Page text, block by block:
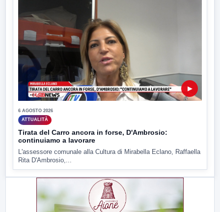
▶
6 AGOSTO 2026
ATTUALITÀ
Tirata del Carro ancora in forse, D'Ambrosio:
continuiamo a lavorare
L'assessore comunale alla Cultura di Mirabella Eclano, Raffaella
Rita D'Ambrosio,...